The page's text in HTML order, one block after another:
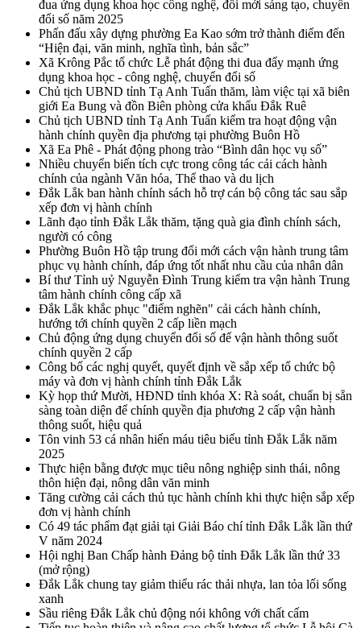
đua ứng dụng khoa học công nghệ, đổi mới sáng tạo, chuyển
đổi số năm 2025
Phấn đấu xây dựng phường Ea Kao sớm trở thành điểm đến
“Hiện đại, văn minh, nghĩa tình, bản sắc”
Xã Krông Pắc tổ chức Lễ phát động thi đua đẩy mạnh ứng
dụng khoa học - công nghệ, chuyển đổi số
Chủ tịch UBND tỉnh Tạ Anh Tuấn thăm, làm việc tại xã biên
giới Ea Bung và đồn Biên phòng cửa khẩu Đắk Ruê
Chủ tịch UBND tỉnh Tạ Anh Tuấn kiểm tra hoạt động vận
hành chính quyền địa phương tại phường Buôn Hồ
Xã Ea Phê - Phát động phong trào “Bình dân học vụ số”
Nhiều chuyển biến tích cực trong công tác cải cách hành
chính của ngành Văn hóa, Thể thao và du lịch
Đắk Lắk ban hành chính sách hỗ trợ cán bộ công tác sau sắp
xếp đơn vị hành chính
Lãnh đạo tỉnh Đắk Lắk thăm, tặng quà gia đình chính sách,
người có công
Phường Buôn Hồ tập trung đổi mới cách vận hành trung tâm
phục vụ hành chính, đáp ứng tốt nhất nhu cầu của nhân dân
Bí thư Tỉnh uỷ Nguyễn Đình Trung kiểm tra vận hành Trung
tâm hành chính công cấp xã
Đắk Lắk khắc phục "điểm nghẽn" cải cách hành chính,
hướng tới chính quyền 2 cấp liền mạch
Chủ động ứng dụng chuyển đổi số để vận hành thông suốt
chính quyền 2 cấp
Công bố các nghị quyết, quyết định về sắp xếp tổ chức bộ
máy và đơn vị hành chính tỉnh Đắk Lắk
Kỳ họp thứ Mười, HĐND tỉnh khóa X: Rà soát, chuẩn bị sẵn
sàng toàn diện để chính quyền địa phương 2 cấp vận hành
thông suốt, hiệu quả
Tôn vinh 53 cá nhân hiến máu tiêu biểu tỉnh Đắk Lắk năm
2025
Thực hiện bằng được mục tiêu nông nghiệp sinh thái, nông
thôn hiện đại, nông dân văn minh
Tăng cường cải cách thủ tục hành chính khi thực hiện sắp xếp
đơn vị hành chính
Có 49 tác phẩm đạt giải tại Giải Báo chí tỉnh Đắk Lắk lần thứ
V năm 2024
Hội nghị Ban Chấp hành Đảng bộ tỉnh Đắk Lắk lần thứ 33
(mở rộng)
Đắk Lắk chung tay giảm thiểu rác thải nhựa, lan tỏa lối sống
xanh
Sầu riêng Đắk Lắk chủ động nói không với chất cấm